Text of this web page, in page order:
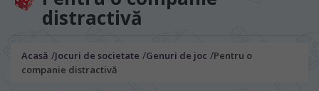
distractivă
Acasă /Jocuri de societate /Genuri de joc /Pentru o
companie distractivă